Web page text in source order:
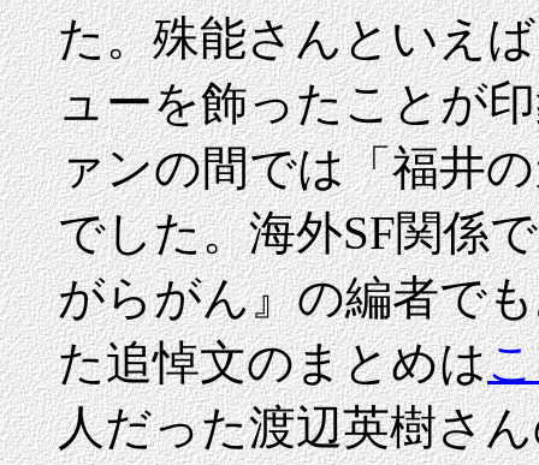
た。殊能さんといえ
ューを飾ったことが
ァンの間では「福井
でした。海外SF関係
がらがん』の編者で
た追悼文のまとめは
人だった渡辺英樹さ